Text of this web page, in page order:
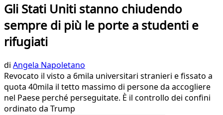
Gli Stati Uniti stanno chiudendo
sempre di più le porte a studenti e
rifugiati
di Angela Napoletano
Revocato il visto a 6mila universitari stranieri e fissato a
quota 40mila il tetto massimo di persone da accogliere
nel Paese perché perseguitate. È il controllo dei confini
ordinato da Trump